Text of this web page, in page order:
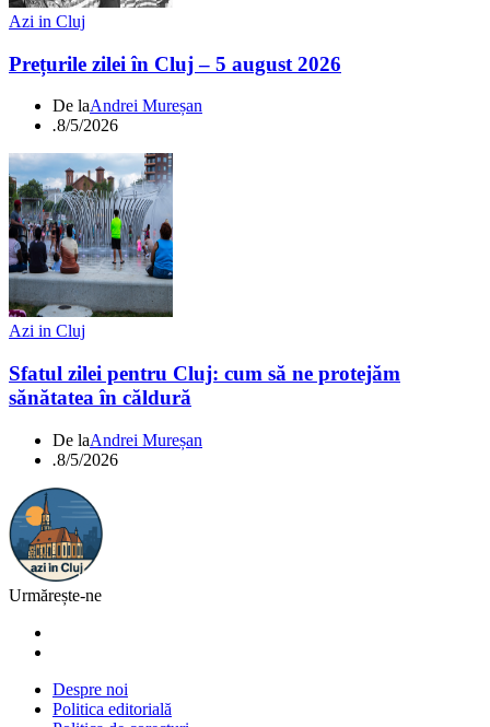
Azi in Cluj
Prețurile zilei în Cluj – 5 august 2026
De laAndrei Mureșan
.8/5/2026
Azi in Cluj
Sfatul zilei pentru Cluj: cum să ne protejăm
sănătatea în căldură
De laAndrei Mureșan
.8/5/2026
Urmărește-ne
Despre noi
Politica editorială